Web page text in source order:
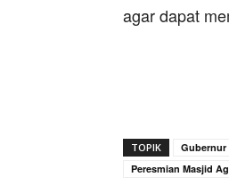
agar dapat
TOPIK
Peresmian Masjid